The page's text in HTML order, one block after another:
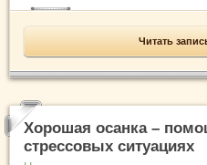
Читать
Хорошая осанка –
стрессовых ситуациях